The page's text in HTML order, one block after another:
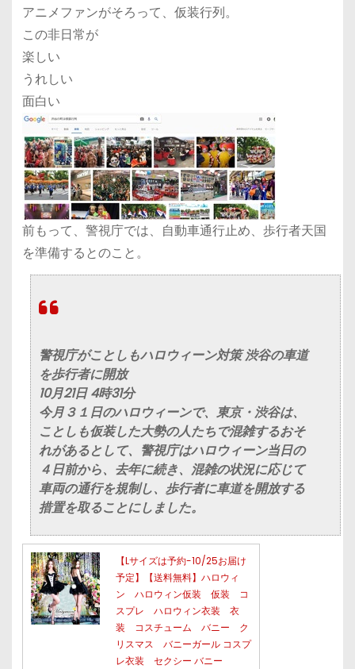
アニメファンがそろって、仮装行列。
この非日常が
楽しい
うれしい
面白い
前もって、警視庁では、自動車通行止め、歩行者天国
を準備するとのこと。
警視庁がことしもハロウィーン対策 渋谷の車道
を歩行者に開放
10月21日 4時31分
今月３１日のハロウィーンで、東京・渋谷は、
ことしも仮装した大勢の人たちで混雑するおそ
れがあるとして、警視庁はハロウィーン当日の
４日前から、去年に続き、混雑の状況に応じて
車両の通行を規制し、歩行者に車道を開放する
措置を取ることにしました。
【Lサイズは予約-10/25お届け
予定】【送料無料】ハロウィ
ン ハロウィン仮装 仮装 コ
スプレ ハロウィン衣装 衣
装 コスチューム バニー ク
リスマス バニーガール コスプ
レ衣装 セクシー バニー